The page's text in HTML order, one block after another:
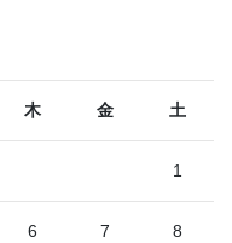
木 金 土
1
6 7 8